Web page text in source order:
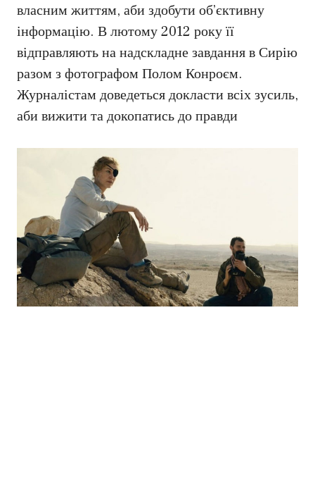
власним життям, аби здобути об’єктивну
інформацію. В лютому 2012 року її
відправляють на надскладне завдання в Сирію
разом з фотографом Полом Конроєм.
Журналістам доведеться докласти всіх зусиль,
аби вижити та докопатись до правди